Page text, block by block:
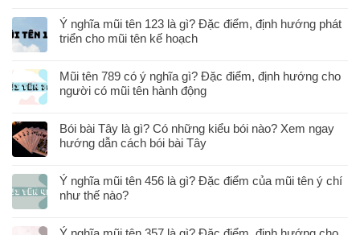
Ý nghĩa mũi tên 123 là gì? Đặc điểm, định hướng phát
triển cho mũi tên kế hoạch
Mũi tên 789 có ý nghĩa gì? Đặc điểm, định hướng cho
người có mũi tên hành động
Bói bài Tây là gì? Có những kiểu bói nào? Xem ngay
hướng dẫn cách bói bài Tây
Ý nghĩa mũi tên 456 là gì? Đặc điểm của mũi tên ý chí
như thế nào?